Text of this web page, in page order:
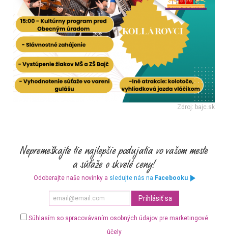
Zdroj: bajc.sk
Odoberajte naše novinky a sledujte nás na Facebooku
Súhlasím so spracovávaním osobných údajov pre marketingové
účely